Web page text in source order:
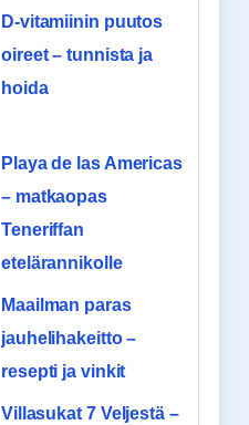
D-vitamiinin puutos
oireet – tunnista ja
hoida
Playa de las Americas
– matkaopas
Teneriffan
etelärannikolle
Maailman paras
jauhelihakeitto –
resepti ja vinkit
Villasukat 7 Veljestä –